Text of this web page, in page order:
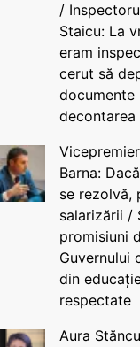
/
Staicu: La
eram
cerut să
documente
decontarea
Barna:
se rezolvă,
salarizării /
promisiuni
Guvernului
din
respectate
Aura